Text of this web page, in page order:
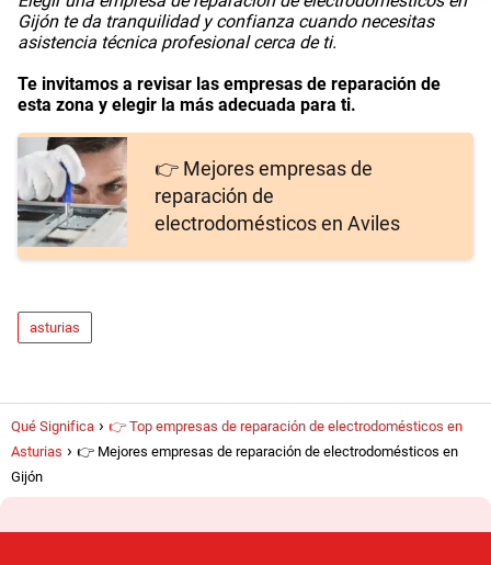
Gijón te da tranquilidad y confianza cuando necesitas
asistencia técnica profesional cerca de ti.
Te invitamos a revisar las empresas de reparación de
esta zona y elegir la más adecuada para ti.
👉 Mejores empresas de
reparación de
electrodomésticos en Aviles
asturias
Qué Significa
👉 Top empresas de reparación de electrodomésticos en
Asturias
👉 Mejores empresas de reparación de electrodomésticos en
Gijón